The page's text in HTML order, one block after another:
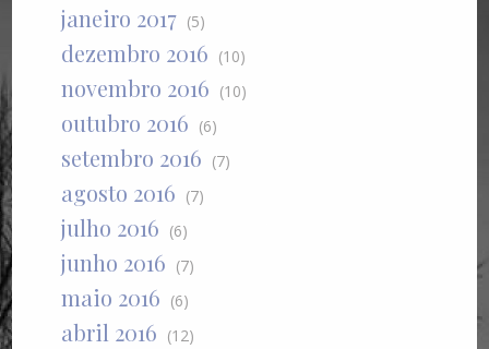
janeiro 2017 (5)
dezembro 2016 (10)
novembro 2016 (10)
outubro 2016 (6)
setembro 2016 (7)
agosto 2016 (7)
julho 2016 (6)
junho 2016 (7)
maio 2016 (6)
abril 2016 (12)